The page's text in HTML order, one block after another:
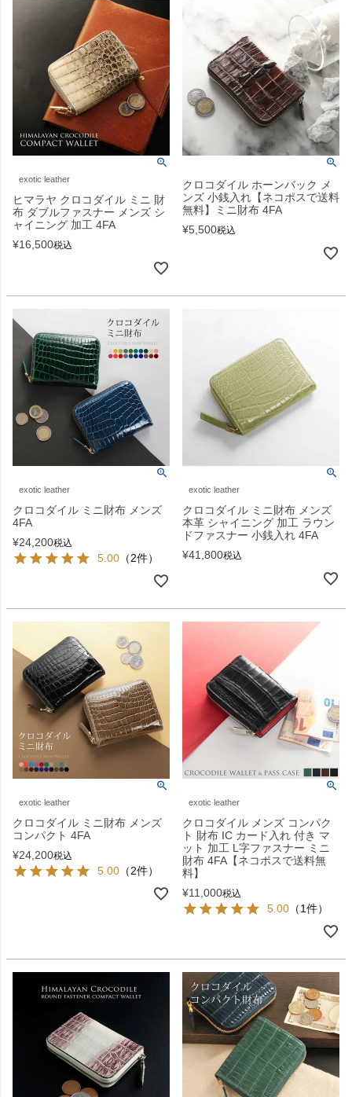
exotic leather
ヒマラヤ クロコダイル ミニ 財
布 ダブルファスナー メンズ シ
ャイニング 加工 4FA
¥16,500税込
クロコダイル ホーンバック メ
ンズ 小銭入れ【ネコポスで送料
無料】ミニ財布 4FA
¥5,500税込
exotic leather
クロコダイル ミニ財布 メンズ
4FA
¥24,200税込
5.00 （2件）
exotic leather
クロコダイル ミニ財布 メンズ
本革 シャイニング 加工 ラウン
ドファスナー 小銭入れ 4FA
¥41,800税込
exotic leather
クロコダイル ミニ財布 メンズ
コンパクト 4FA
¥24,200税込
5.00 （2件）
exotic leather
クロコダイル メンズ コンパク
ト 財布 IC カード入れ 付き マ
ット 加工 L字ファスナー ミニ
財布 4FA【ネコポスで送料無
料】
¥11,000税込
5.00 （1件）